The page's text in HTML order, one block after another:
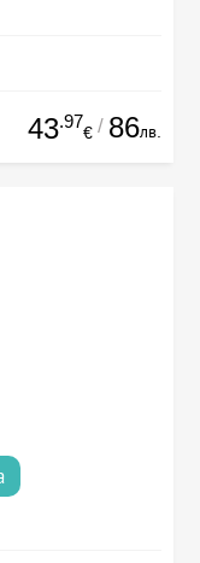
43.97
€ / 86лв.